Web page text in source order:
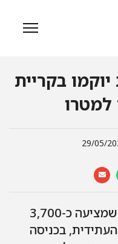
בקריית
למטרו
תוכנית הפיתוח קריית אריה, שמציעה כ-3,700
בכניסה